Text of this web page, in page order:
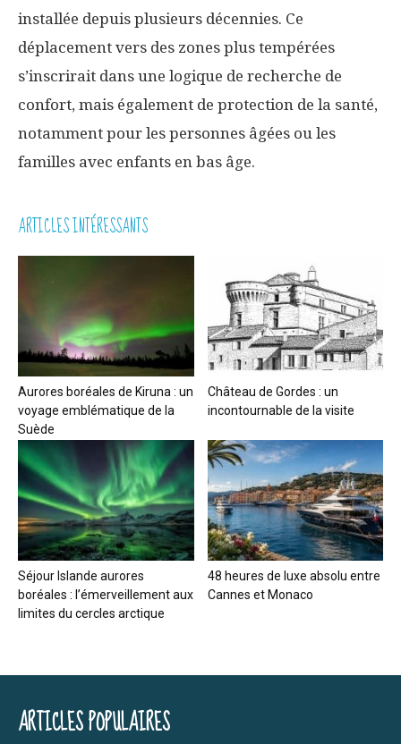
installée depuis plusieurs décennies. Ce
déplacement vers des zones plus tempérées
s’inscrirait dans une logique de recherche de
confort, mais également de protection de la santé,
notamment pour les personnes âgées ou les
familles avec enfants en bas âge.
ARTICLES INTÉRESSANTS
Aurores boréales de Kiruna : un
voyage emblématique de la
Suède
Château de Gordes : un
incontournable de la visite
Séjour Islande aurores
boréales : l’émerveillement aux
limites du cercles arctique
48 heures de luxe absolu entre
Cannes et Monaco
ARTICLES POPULAIRES